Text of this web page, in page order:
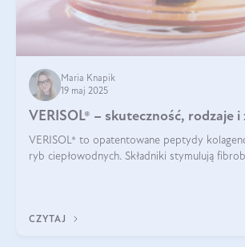
Maria Knapik
19 maj 2025
VERISOL® – skuteczność, rodzaje
VERISOL® to opatentowane peptydy
ryb ciepłowodnych. Składniki stymulują fibroblasty do
CZYTAJ